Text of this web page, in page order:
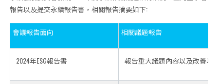
報告以及提交永續報告書，相關報告摘要如下:
會議報告面向 相關議題報告
2024年ESG報告書 報告重大議題內容以及改善項